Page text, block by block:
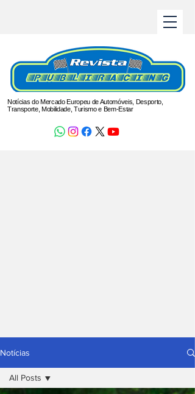
Notícias do Mercado Europeu de Automóveis, Desporto,
Transporte, Mobilidade, Turismo e Bem-Estar
Notícias
All Posts